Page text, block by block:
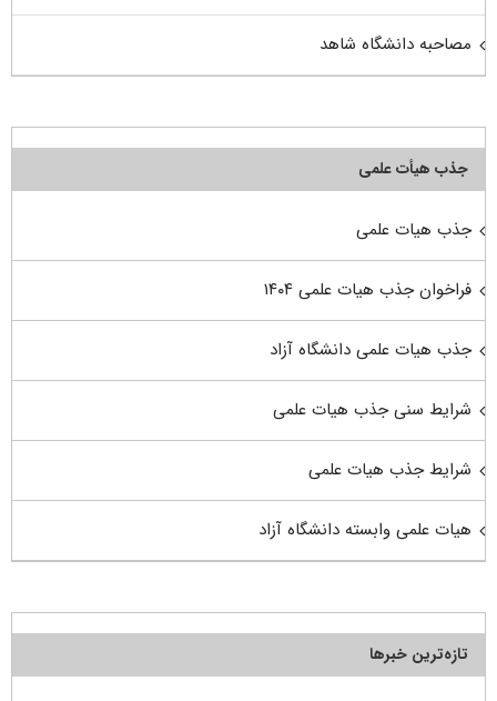
مصاحبه دانشگاه شاهد
جذب هیأت علمی
جذب هیات علمی
فراخوان جذب هیات علمی ۱۴۰۴
جذب هیات علمی دانشگاه آزاد
شرایط سنی جذب هیات علمی
شرایط جذب هیات علمی
هیات علمی وابسته دانشگاه آزاد
تازه‌ترین خبرها